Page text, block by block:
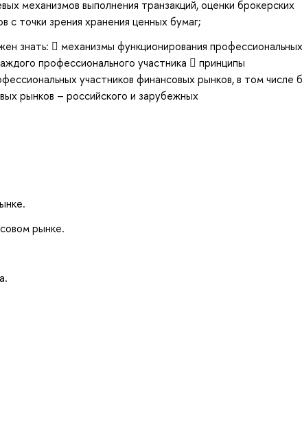
механизмов выполнения транзакций, оценки брокерских
с точки зрения хранения ценных бумаг;
знать:  механизмы функционирования профессиональных
профессионального участника  принципы
участников финансовых рынков, в том числе
рынков – российского и зарубежных
рынке.